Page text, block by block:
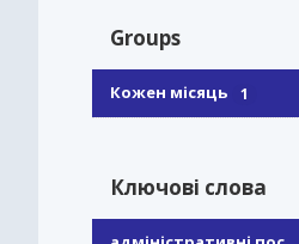
Groups
Кожен місяць 1
Ключові слова